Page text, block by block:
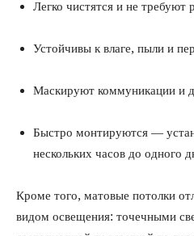
Легко чистятся и не требуют
Устойчивы к влаге, пыли и
Маскируют коммуникации и
Быстро монтируются —
нескольких часов до одного
Кроме того, матовые потолки
видом освещения: точечными